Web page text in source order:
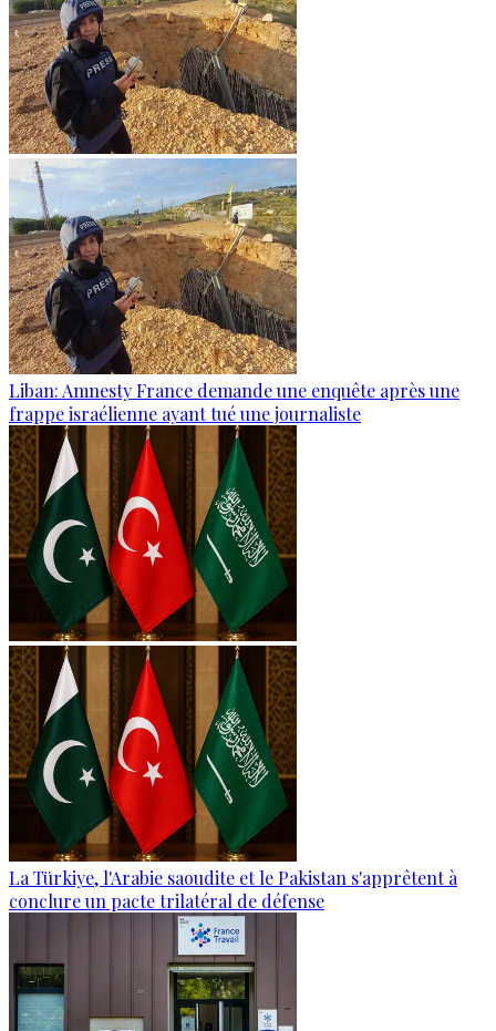
Liban: Amnesty France demande une enquête après une
frappe israélienne ayant tué une journaliste
La Türkiye, l'Arabie saoudite et le Pakistan s'apprêtent à
conclure un pacte trilatéral de défense